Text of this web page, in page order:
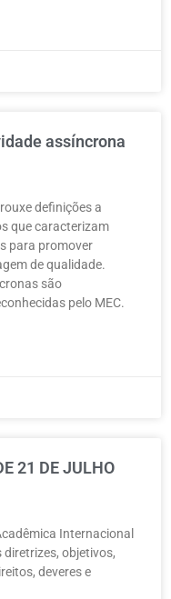
assíncrona
definições a
que caracterizam
para promover
de qualidade.
são
pelo MEC.
21 DE JULHO
Internacional
diretrizes, objetivos,
deveres e